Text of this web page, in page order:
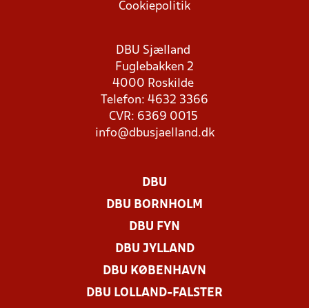
Cookiepolitik
DBU Sjælland
Fuglebakken 2
4000 Roskilde
Telefon: 4632 3366
CVR: 6369 0015
info@dbusjaelland.dk
DBU
DBU BORNHOLM
DBU FYN
DBU JYLLAND
DBU KØBENHAVN
DBU LOLLAND-FALSTER